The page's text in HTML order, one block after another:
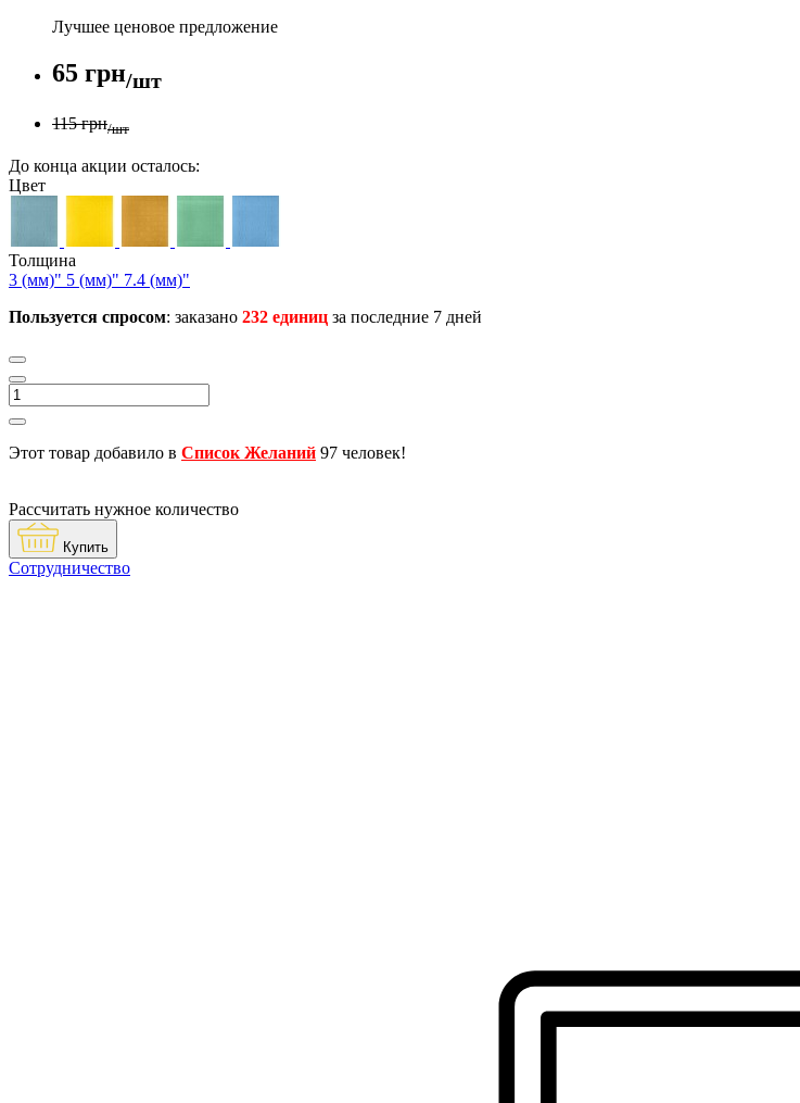
Лучшее ценовое предложение
65 грн/шт
115 грн/шт
До конца акции осталось:
Цвет
Толщина
3 (мм)" 5 (мм)" 7.4 (мм)"
Пользуется спросом: заказано 232 единиц за последние 7 дней
Этот товар добавило в Список Желаний 97 человек!
Рассчитать нужное количество
Купить
Сотрудничество